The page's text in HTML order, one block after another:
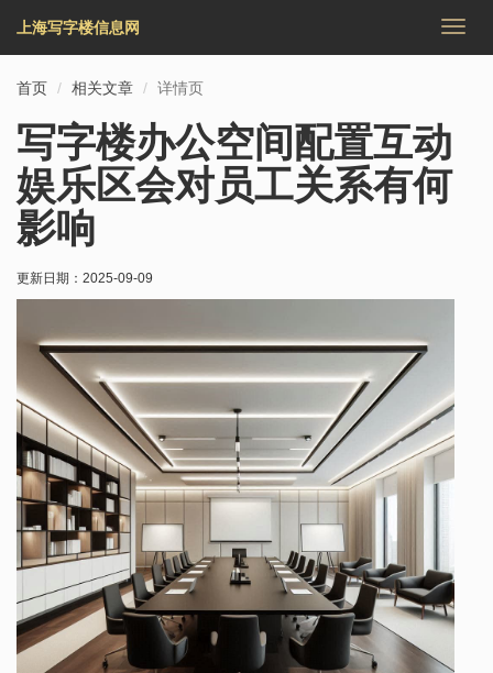
切
上海写字楼信息网
首页 相关文章 详情页
写字楼办公空间配置互动
娱乐区会对员工关系有何
影响
更新日期： 2025-09-09